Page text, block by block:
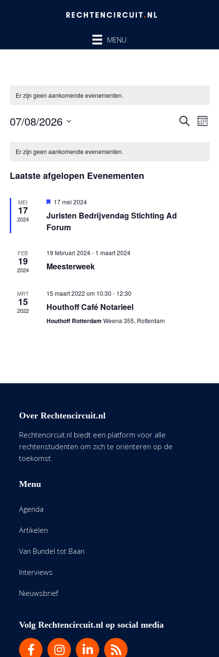
MENU
Er zijn geen aankomende evenementen.
ZOEKEN
07/08/2026
datum.
van
Er zijn geen aankomende evenementen.
Laatste afgelopen Evenementen
MEI
17
2024
Uitgelicht
17 mei 2024
Juristen Bedrijvendag Stichting Ad
Forum
FEB
19
2024
19 februari 2024- 1 maart 2024
Meesterweek
MRT
15
2022
15 maart 2022 om 10:30 - 12:30
Houthoff Café Notarieel
Houthoff Rotterdam Weena 355, Rotterdam
Over Rechtencircuit.nl
Rechtencircuit.nl biedt een platform voor alle
rechtenstudenten om zich te oriënteren op de
toekomst.
Menu
Agenda
Artikelen
Van Bundel tot Baan
Interviews
Nieuwsbrief
Volg Rechtencircuit.nl op social media